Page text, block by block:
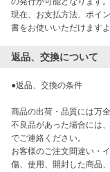
現在、お支払方法、ポイ
書をお使いいただけます
返品、交換について
●返品、交換の条件
商品の出荷・品質には万
不良品があった場合には
でご連絡ください。
お客様のご注文間違い・
傷、使用、開封した商品